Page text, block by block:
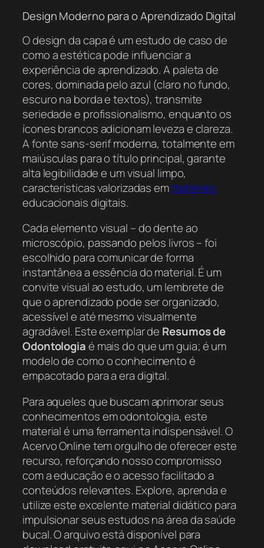
Design Moderno para o Aprendizado Digital
O design da capa é um estudo de caso de
como a estética pode influenciar a
experiência de aprendizado. A paleta de
cores, dominada pelo azul (claro no fundo,
escuro na borda e textos), transmite
seriedade e profissionalismo, enquanto os
ícones brancos adicionam leveza e clareza.
A fonte sans-serif moderna, totalmente em
maiúsculas para o título principal, garante
alta legibilidade e um visual limpo,
características valorizadas emmateriais
educacionais digitais.
Cada elemento visual – do dente ao
microscópio, passando pelos livros – foi
escolhido para comunicar de forma
instantânea a essência do material. É um
convite visual ao estudo, um lembrete de
que o aprendizado pode ser organizado,
acessível e até mesmo visualmente
agradável. Este exemplar de Resumos de
Odontologiaé mais do que um guia; é um
modelo de como o conhecimento é
empacotado para a era digital.
Para aqueles que buscam aprimorar seus
conhecimentos em odontologia, este
material é uma ferramenta indispensável. O
Acervo Online tem orgulho de oferecer este
recurso, reforçando nosso compromisso
com a educação e o acesso facilitado a
conteúdos relevantes. Explore, aprenda e
utilize este excelente material didático para
impulsionar seus estudos na área da saúde
bucal. O arquivo está disponível para